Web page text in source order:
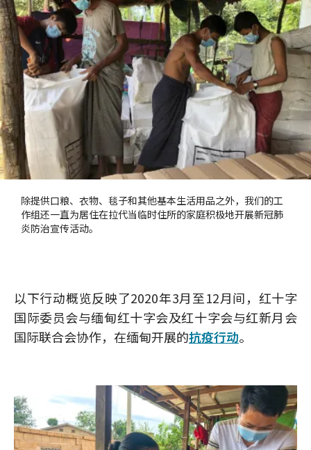
除提供口粮、衣物、毯子和其他基本生活用品之外，我们的工
作组还一直为居住在拉代当临时住所的家庭积极地开展新冠肺
炎防治宣传活动。
以下行动概览反映了2020年3月至12月间，红十字
国际委员会与缅甸红十字会及红十字会与红新月会
国际联合会协作，在缅甸开展的抗疫行动。